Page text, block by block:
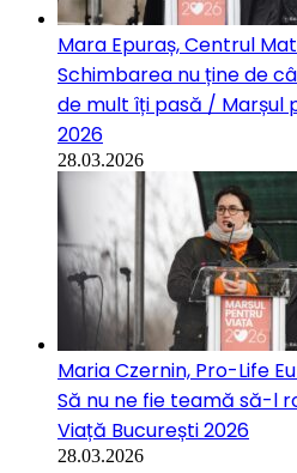
Mara Epuraș, Centrul
Schimbarea nu ține de
de mult îți pasă / Marșul
2026
28.03.2026
Maria Czernin, Pro-Life
Să nu ne fie teamă să-l
Viață București 2026
28.03.2026